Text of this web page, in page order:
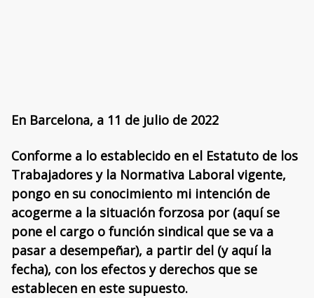
En Barcelona, a 11 de julio de 2022
Conforme a lo establecido en el Estatuto de los
Trabajadores y la Normativa Laboral vigente,
pongo en su conocimiento mi intención de
acogerme a la situación forzosa por (aquí se
pone el cargo o función sindical que se va a
pasar a desempeñar), a partir del (y aquí la
fecha), con los efectos y derechos que se
establecen en este supuesto.